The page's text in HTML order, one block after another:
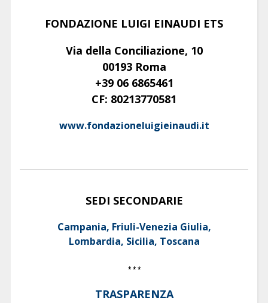
FONDAZIONE LUIGI EINAUDI ETS
Via della Conciliazione, 10
00193 Roma
+39 06 6865461
CF: 80213770581
www.fondazioneluigieinaudi.it
SEDI SECONDARIE
Campania, Friuli-Venezia Giulia,
Lombardia, Sicilia, Toscana
* * *
TRASPARENZA